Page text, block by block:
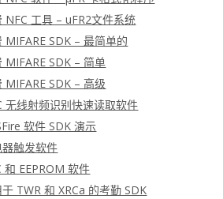
NFC 工具 – uFR2文件系统
MIFARE SDK – 最简单的
MIFARE SDK – 简单
MIFARE SDK – 高级
无线射频识别快速读取软件
软件 SDK 演示
触发软件
和 EEPROM 软件
TWR 和 XRCa 的考勤 SDK